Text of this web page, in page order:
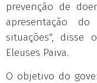
prevenção de
apresentação
situações", disse
Eleuses Paiva.
O objetivo do